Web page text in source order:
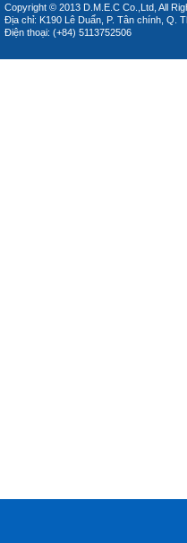
Copyright © 2013 D.M.E.C Co.,Ltd, All
Địa chỉ: K190 Lê Duẩn, P. Tân chính, Q.
Điện thoại: (+84) 5113752506